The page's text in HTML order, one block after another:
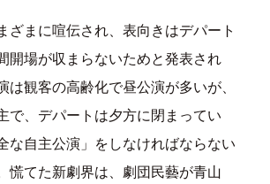
ざまに喧伝され、表向きはデパート
開場が収まらないためと発表され
は観客の高齢化で昼公演が多いが、
で、デパートは夕方に閉まってい
な自主公演」をしなければならない
慌てた新劇界は、劇団民藝が青山